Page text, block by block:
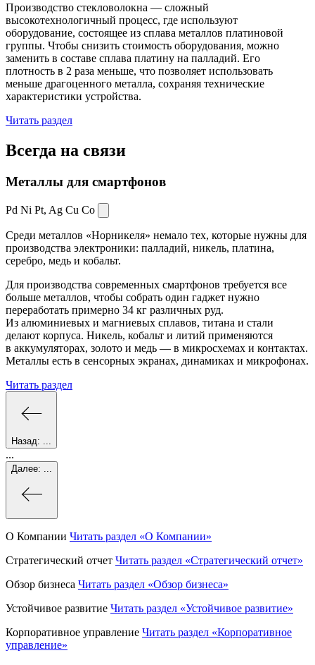
Производство стекловолокна — сложный
высокотехнологичный процесс, где используют
оборудование, состоящее из сплава металлов платиновой
группы. Чтобы снизить стоимость оборудования, можно
заменить в составе сплава платину на палладий. Его
плотность в 2 раза меньше, что позволяет использовать
меньше драгоценного металла, сохраняя технические
характеристики устройства.
Читать раздел
Всегда на связи
Металлы для смартфонов
Pd Ni Pt, Ag Cu Co
Среди металлов «Норникеля» немало тех, которые нужны для
производства электроники: палладий, никель, платина,
серебро, медь и кобальт.
Для производства современных смартфонов требуется все
больше металлов, чтобы собрать один гаджет нужно
переработать примерно 34 кг различных руд.
Из алюминиевых и магниевых сплавов, титана и стали
делают корпуса. Никель, кобальт и литий применяются
в аккумуляторах, золото и медь — в микросхемах и контактах.
Металлы есть в сенсорных экранах, динамиках и микрофонах.
Читать раздел
Назад:
...
Далее:
О Компании Читать раздел «О Компании»
Стратегический отчет Читать раздел «Стратегический отчет»
Обзор бизнеса Читать раздел «Обзор бизнеса»
Устойчивое развитие Читать раздел «Устойчивое развитие»
Корпоративное управление Читать раздел «Корпоративное
управление»